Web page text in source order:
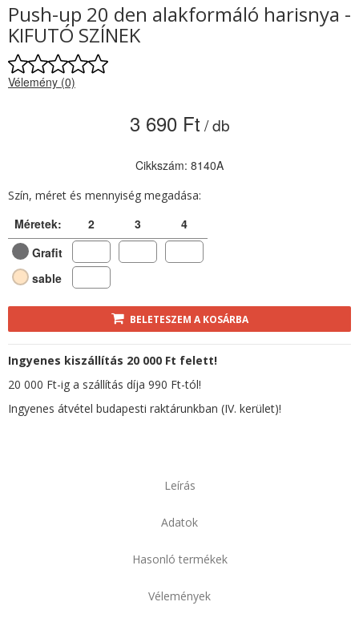
Push-up 20 den alakformáló harisnya -
KIFUTÓ SZÍNEK
Vélemény (0)
3 690 Ft / db
Cikkszám: 8140A
Szín, méret és mennyiség megadása:
Méretek: 2 3
4
Grafit
sable
BELETESZEM A KOSÁRBA
Ingyenes kiszállítás 20 000 Ft felett!
20 000 Ft-ig a szállítás díja 990 Ft-tól!
Ingyenes átvétel budapesti raktárunkban (IV. kerület)!
Leírás
Adatok
Hasonló termékek
Vélemények